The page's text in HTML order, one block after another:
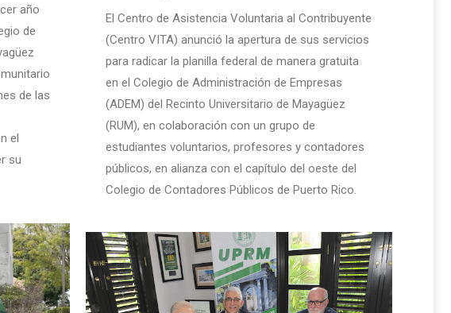
año
de
de las
el
su
El Centro de Asistencia Voluntaria al Contribuyente
(Centro VITA) anunció la apertura de sus servicios
para radicar la planilla federal de manera gratuita
en el Colegio de Administración de Empresas
(ADEM) del Recinto Universitario de Mayagüez
(RUM), en colaboración con un grupo de
estudiantes voluntarios, profesores y contadores
públicos, en alianza con el capítulo del oeste del
Colegio de Contadores Públicos de Puerto Rico.